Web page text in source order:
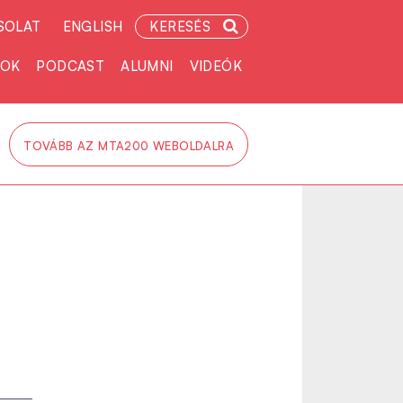
ENGLISH KERESÉS
PODCAST ALUMNI VIDEÓK
TOVÁBB AZ MTA200 WEBOLDALRA